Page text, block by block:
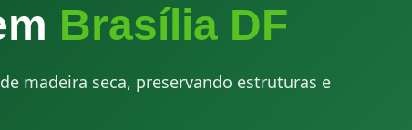
Brasília DF
madeira seca, preservando estruturas e